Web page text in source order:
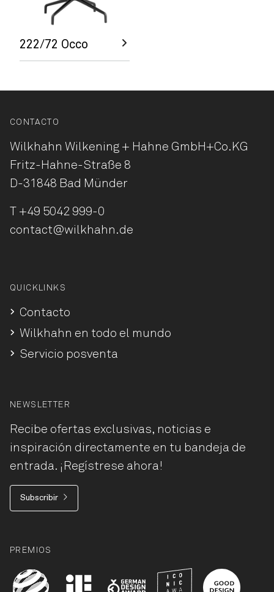
222/72 Occo
CONTACTO
Wilkhahn Wilkening + Hahne GmbH+Co.KG
Fritz-Hahne-Straße 8
D-31848 Bad Münder
+49 5042 999-0
contact@wilkhahn.de
QUICKLINKS
Contacto
Wilkhahn en todo el mundo
Servicio posventa
NEWSLETTER
Recibe ofertas exclusivas, noticias e
inspiración directamente en tu bandeja de
entrada. ¡Regístrese ahora!
Subscribir
PREMIOS